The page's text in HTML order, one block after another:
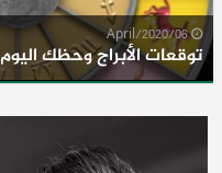
06/April/2020
توقعات الأبراج وحظك اليوم